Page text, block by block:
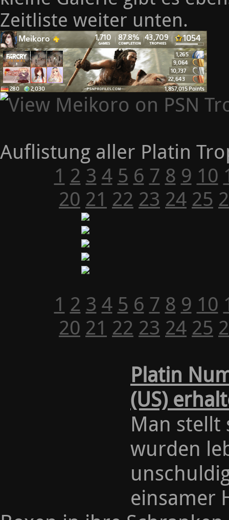
Zeitliste weiter unten.
Auflistung aller Platin
1 2 3 4 5 6 7 8 9 10
20 21 22 23 24 25
1 2 3 4 5 6 7 8 9 10
20 21 22 23 24 25
Platin
(US)
Man stellt
wurden
einsamer